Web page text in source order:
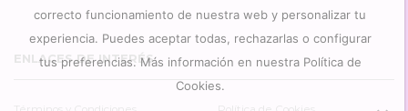
ENLACES DE INTERÉS
correcto funcionamiento de nuestra web y personalizar tu
experiencia. Puedes aceptar todas, rechazarlas o configurar
tus preferencias. Más información en nuestra Política de
Cookies.